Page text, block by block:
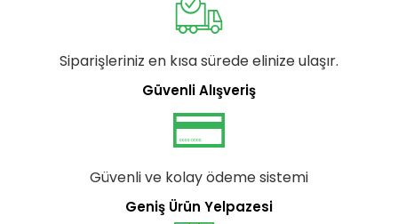
Siparişleriniz en kısa sürede elinize ulaşır.
Güvenli Alışveriş
Güvenli ve kolay ödeme sistemi
Geniş Ürün Yelpazesi